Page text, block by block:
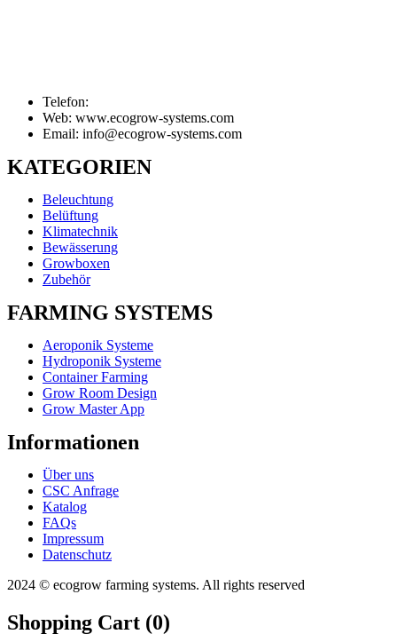
Telefon:
Web: www.ecogrow-systems.com
Email: info@ecogrow-systems.com
KATEGORIEN
Beleuchtung
Belüftung
Klimatechnik
Bewässerung
Growboxen
Zubehör
FARMING SYSTEMS
Aeroponik Systeme
Hydroponik Systeme
Container Farming
Grow Room Design
Grow Master App
Informationen
Über uns
CSC Anfrage
Katalog
FAQs
Impressum
Datenschutz
2024 © ecogrow farming systems. All rights reserved
Shopping Cart (0)